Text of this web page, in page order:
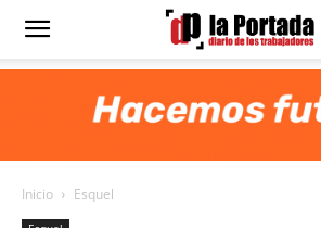
Diario
Portada
Inicio Esquel